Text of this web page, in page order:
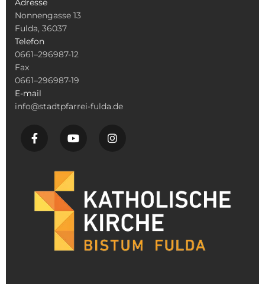
Adresse
Nonnengasse 13
Fulda, 36037
Telefon
0661–296987-12
Fax
0661–296987-19
E-mail
info@stadtpfarrei-fulda.de